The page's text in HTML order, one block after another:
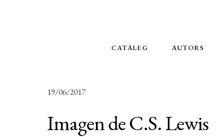
CATÀLEG AUTORS
19/06/2017
Imagen de C.S. Lewis